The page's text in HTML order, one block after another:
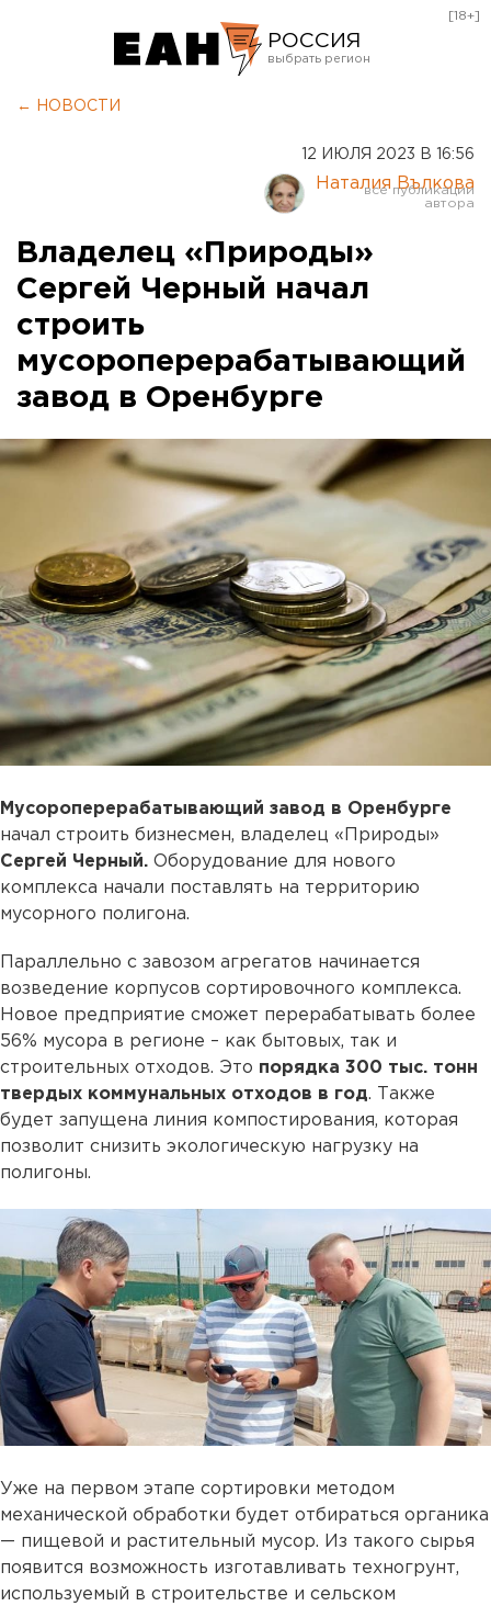
РОССИЯ
Курган
Оренбург
[18+]
← НОВОСТИ
12 ИЮЛЯ 2023 В 16:56
Наталия Вълкова
Владелец «Природы»
Сергей Черный начал
строить
мусороперерабатывающий
завод в Оренбурге
Мусороперерабатывающий завод в Оренбурге
начал строить бизнесмен, владелец «Природы»
Сергей Черный. Оборудование для нового
комплекса начали поставлять на территорию
мусорного полигона.
Параллельно с завозом агрегатов начинается
возведение корпусов сортировочного комплекса.
Новое предприятие сможет перерабатывать более
56% мусора в регионе – как бытовых, так и
строительных отходов. Это порядка 300 тыс. тонн
твердых коммунальных отходов в год. Также
будет запущена линия компостирования, которая
позволит снизить экологическую нагрузку на
полигоны.
Уже на первом этапе сортировки методом
механической обработки будет отбираться органика
— пищевой и растительный мусор. Из такого сырья
появится возможность изготавливать техногрунт,
используемый в строительстве и сельском